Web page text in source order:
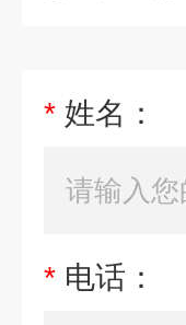
* 姓名：
* 电话：